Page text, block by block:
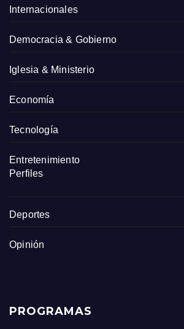
Internacionales
Democracia & Gobierno
Iglesia & Ministerio
Economía
Tecnología
Entretenimiento
Perfiles
Deportes
Opinión
PROGRAMAS